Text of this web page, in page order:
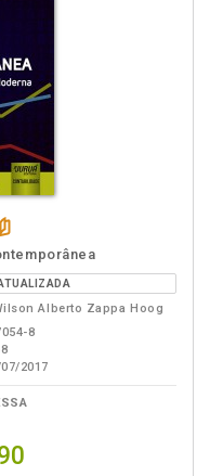
Alberto Zappa Hoog
8
2017